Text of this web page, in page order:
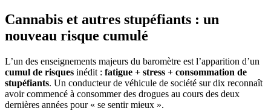
Cannabis et autres stupéfiants : un
nouveau risque cumulé
L’un des enseignements majeurs du baromètre est l’apparition d’un
cumul de risques inédit : fatigue + stress + consommation de
stupéfiants. Un conducteur de véhicule de société sur dix reconnaît
avoir commencé à consommer des drogues au cours des deux
dernières années pour « se sentir mieux ».